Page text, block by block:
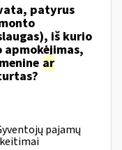
patyrus
iš kurio
ar
pajamų